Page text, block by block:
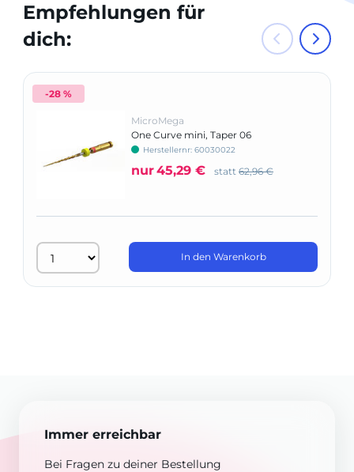
Empfehlungen für
dich:
-28 %
MicroMega
One Curve mini, Taper 06
Herstellernr: 60030022
nur45,29 € statt 62,96 €
In den Warenkorb
Immer erreichbar
Bei Fragen zu deiner Bestellung